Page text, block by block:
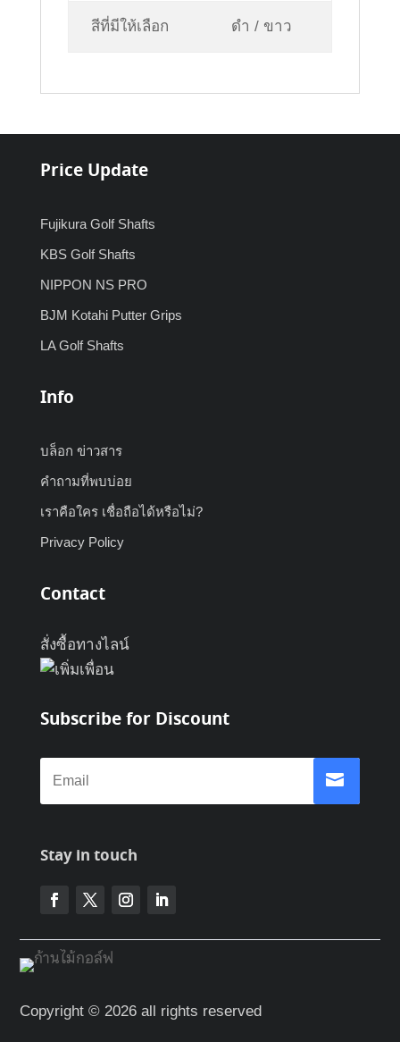
สีที่มีให้เลือก ดำ / ขาว
Price Update
Fujikura Golf Shafts
KBS Golf Shafts
NIPPON NS PRO
BJM Kotahi Putter Grips
LA Golf Shafts
Info
บล็อก ข่าวสาร
คำถามที่พบบ่อย
เราคือใคร เชื่อถือได้หรือไม่?
Privacy Policy
Contact
สั่งซื้อทางไลน์
Subscribe for Discount
Stay in touch
Copyright © 2026 all rights reserved